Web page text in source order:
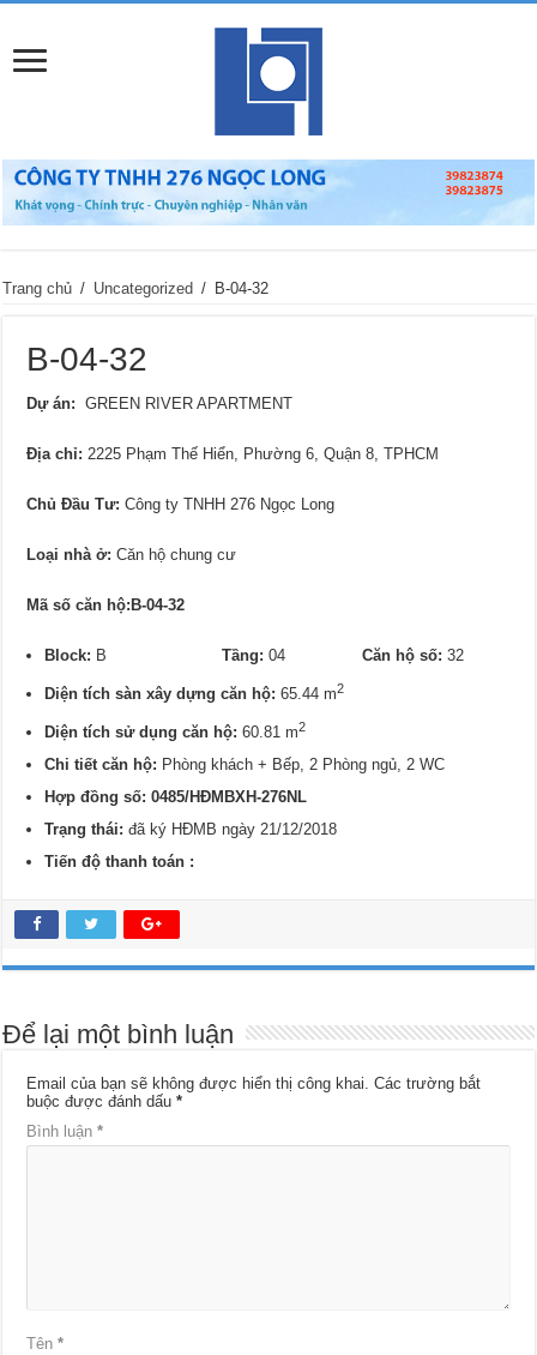
Trang chủ / Uncategorized / B-04-32
B-04-32
Dự án: GREEN RIVER APARTMENT
Địa chỉ: 2225 Phạm Thế Hiển, Phường 6, Quận 8, TPHCM
Chủ Đầu Tư: Công ty TNHH 276 Ngọc Long
Loại nhà ở: Căn hộ chung cư
Mã số căn hộ:B-04-32
Block: BTầng: 04Căn hộ số: 32
Diện tích sàn xây dựng căn hộ:65.44 m2
Diện tích sử dụng căn hộ: 60.81 m2
Chi tiết căn hộ: Phòng khách + Bếp, 2 Phòng ngủ, 2 WC
Hợp đồng số: 0485/HĐMBXH-276NL
Trạng thái:đã ký HĐMB ngày 21/12/2018
Tiến độ thanh toán :
Để lại một bình luận
Email của bạn sẽ không được hiển thị công khai. Các trường bắt
buộc được đánh dấu*
Bình luận*
Tên*